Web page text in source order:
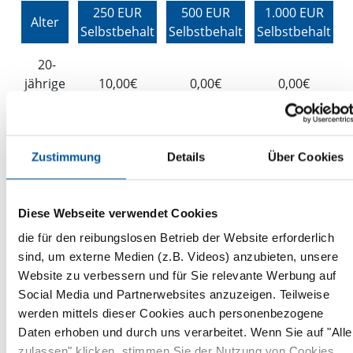
Zustimmung Details Über Cookies
Diese Webseite verwendet Cookies
die für den reibungslosen Betrieb der Website erforderlich
sind, um externe Medien (z.B. Videos) anzubieten, unsere
Website zu verbessern und für Sie relevante Werbung auf
Social Media und Partnerwebsites anzuzeigen. Teilweise
werden mittels dieser Cookies auch personenbezogene
Daten erhoben und durch uns verarbeitet. Wenn Sie auf "Alle
Alter
250 EUR
Selbstbehalt
500 EUR
Selbstbehalt
1.000 EUR
Selbstbehalt
20-
jährige
10,00€ 0,00€ 0,00€
jährige
Person
10,00€ 0,00 0,00€
40-
Person
50-
jährige
Person
10,00€ 0,00€ 0,00€
60-